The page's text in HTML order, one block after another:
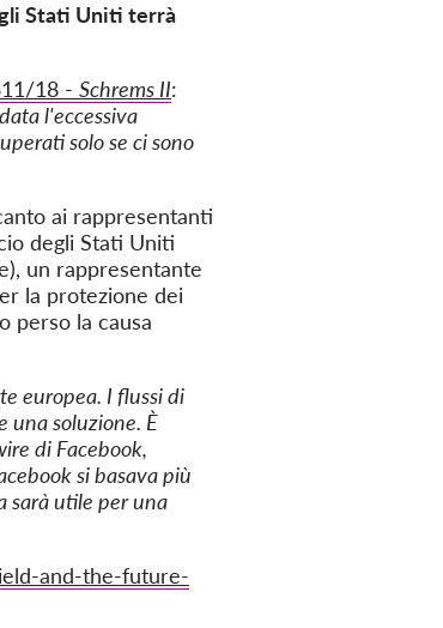
Stati Uniti terrà
18 - Schrems II:
l'eccessiva
solo se ci sono
ai rappresentanti
degli Stati Uniti
un rappresentante
la protezione dei
perso la causa
europea. I flussi di
una soluzione. È
di Facebook,
si basava più
sarà utile per una
and-the-future-